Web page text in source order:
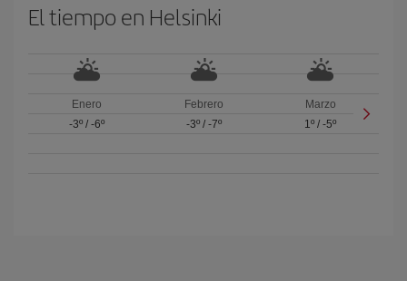
El tiempo en Helsinki
Enero
-3º/ -6º
Febrero
-3º/ -7º
Marzo
1º /-5º